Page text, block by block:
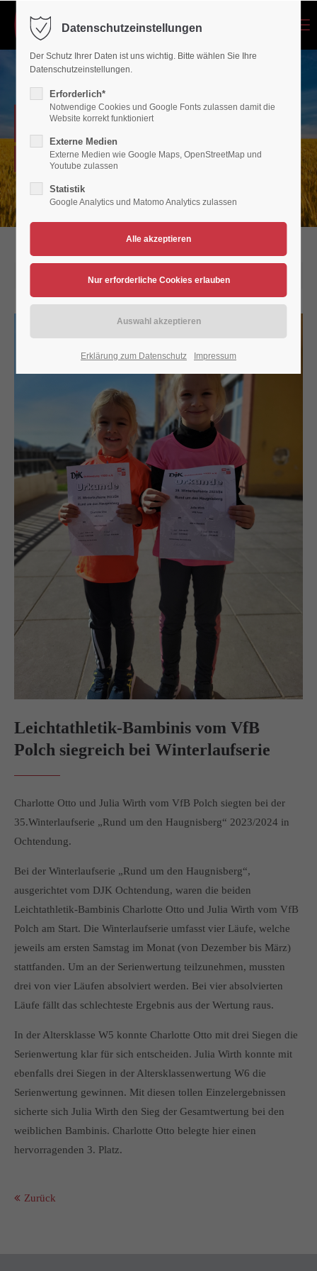
Login
Benutzername
Anmelden
Support
24h/ 365days
We offer support for our customers
Mon - Fri 8:00am - 5:00pm
(GMT +1)
Get in touch
Cybersteel Inc.
376-293 City Road, Suite 600
San Francisco, CA 94102
Have any questions?
+44 1234 567 890
Drop us a line
info@yourdomain.com
About us
Aenean commodo ligula eget dolor. Aenean massa. Cum
sociis natoque penatibus et magnis dis parturient montes,
NEWSARCHIV
Verein für Bewegungsspiele 1936/45 Polch/Maifeld e.V.
08.03.2024 07:31
Leichtathletik-Bambinis vom VfB
Polch siegreich bei Winterlaufserie
Charlotte Otto und Julia Wirth vom VfB Polch siegten bei der
35.Winterlaufserie „Rund um den Haugnisberg“ 2023/2024 in
Ochtendung.
Bei der Winterlaufserie „Rund um den Haugnisberg“,
ausgerichtet vom DJK Ochtendung, waren die beiden
Leichtathletik-Bambinis Charlotte Otto und Julia Wirth vom VfB
Polch am Start. Die Winterlaufserie umfasst vier Läufe, welche
jeweils am ersten Samstag im Monat (von Dezember bis März)
stattfanden. Um an der Serienwertung teilzunehmen, mussten
drei von vier Läufen absolviert werden. Bei vier absolvierten
Läufe fällt das schlechteste Ergebnis aus der Wertung raus.
In der Altersklasse W5 konnte Charlotte Otto mit drei Siegen die
Serienwertung klar für sich entscheiden. Julia Wirth konnte mit
ebenfalls drei Siegen in der Altersklassenwertung W6 die
Serienwertung gewinnen. Mit diesen tollen Einzelergebnissen
sicherte sich Julia Wirth den Sieg der Gesamtwertung bei den
weiblichen Bambinis. Charlotte Otto belegte hier einen
hervorragenden 3. Platz.
Zurück
Datenschutzeinstellungen
Der Schutz Ihrer Daten ist uns wichtig. Bitte wählen Sie Ihre
Datenschutzeinstellungen.
Erforderlich*
Notwendige Cookies und Google Fonts zulassen damit die
Website korrekt funktioniert
Externe Medien
Externe Medien wie Google Maps, OpenStreetMap und
Youtube zulassen
Statistik
Google Analytics und Matomo Analytics zulassen
Erklärung zum Datenschutz Impressum